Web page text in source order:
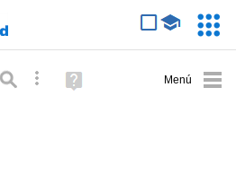
Búsqueda avanzada
Ayuda
(en